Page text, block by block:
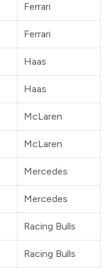
Ferrari
Ferrari
Haas
Haas
McLaren
McLaren
Mercedes
Mercedes
Racing Bulls
Racing Bulls